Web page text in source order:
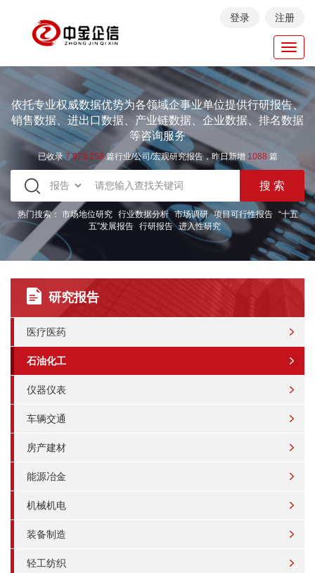
登录 注册
依托专业权威数据优势为各领域企事业单位提供行研报告、
销售数据、进出口数据、产业链数据、企业数据、排名数据
等咨询服务
已收录7.973.258篇行业/公司/宏观研究报告，昨日新增 1088 篇
热门搜索： 市场地位研究 行业数据分析 市场调研 项目可行性报告
“十五
五”发展报告 行研报告 进入性研究
研究报告
医疗医药
石油化工
仪器仪表
车辆交通
房产建材
能源冶金
机械机电
装备制造
轻工纺织